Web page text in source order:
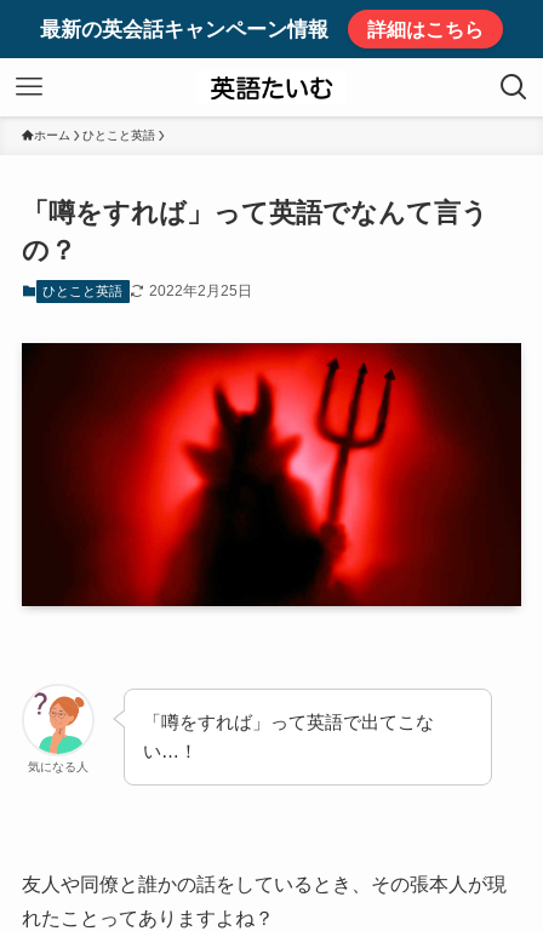
最新の英会話キャンペーン情報 詳細はこちら
ホーム ひとこと英語
「噂をすれば」って英語でなんて言う
の？
ひとこと英語 2022年2月25日
気になる人
「噂をすれば」って英語で出てこな
い…！
友人や同僚と誰かの話をしているとき、その張本人が現
れたことってありますよね？